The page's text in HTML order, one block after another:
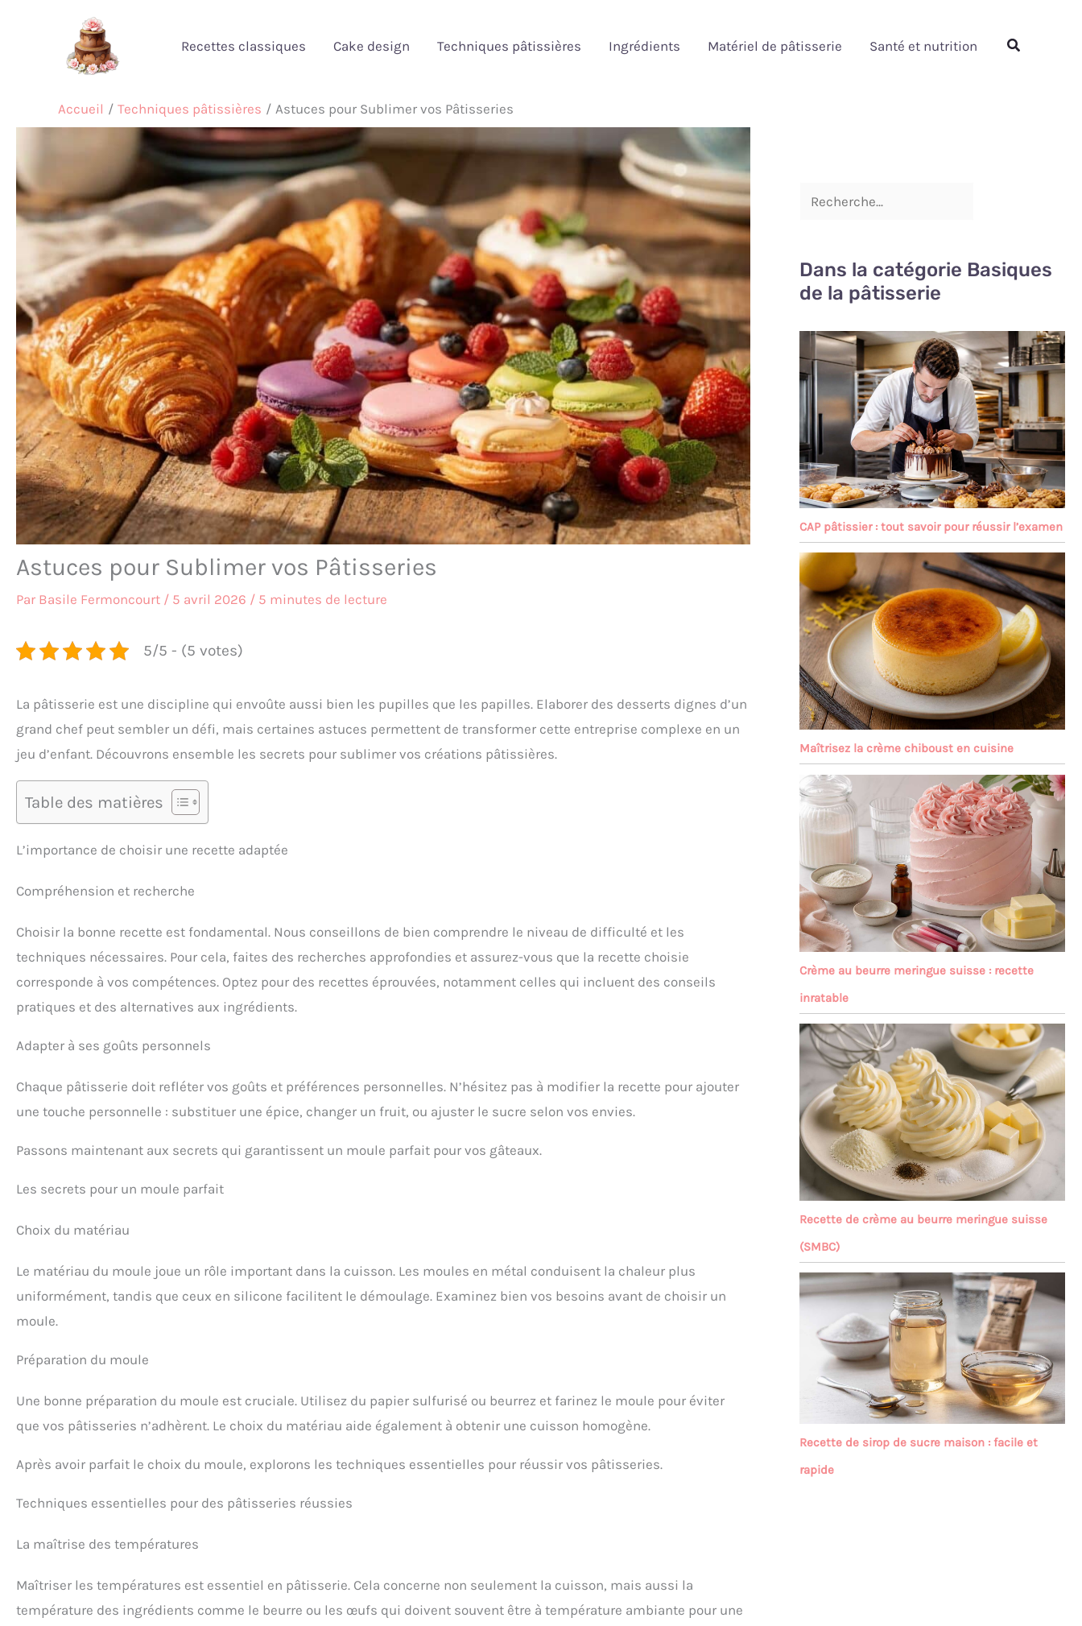
Recettes classiques Cake design Techniques pâtissières Ingrédients Matériel de pâtisserie Santé et nutrition Rechercher
Accueil Techniques pâtissières Astuces pour Sublimer vos Pâtisseries
Astuces pour Sublimer vos Pâtisseries
Par Basile Fermoncourt / 5 avril 2026 / 5 minutes de lecture
5/5 - (5 votes)
La pâtisserie est une discipline qui envoûte aussi bien les pupilles que les papilles. Elaborer des desserts dignes d’un
grand chef peut sembler un défi, mais certaines astuces permettent de transformer cette entreprise complexe en un
jeu d’enfant. Découvrons ensemble les secrets pour sublimer vos créations pâtissières.
Table des matières
L’importance de choisir une recette adaptée
Compréhension et recherche
Choisir la bonne recette est fondamental. Nous conseillons de bien comprendre le niveau de difficulté et les
techniques nécessaires. Pour cela, faites des recherches approfondies et assurez-vous que la recette choisie
corresponde à vos compétences. Optez pour des recettes éprouvées, notamment celles qui incluent des conseils
pratiques et des alternatives aux ingrédients.
Adapter à ses goûts personnels
Chaque pâtisserie doit refléter vos goûts et préférences personnelles. N’hésitez pas à modifier la recette pour ajouter
une touche personnelle : substituer une épice, changer un fruit, ou ajuster le sucre selon vos envies.
Passons maintenant aux secrets qui garantissent un moule parfait pour vos gâteaux.
Les secrets pour un moule parfait
Choix du matériau
Le matériau du moule joue un rôle important dans la cuisson. Les moules en métal conduisent la chaleur plus
uniformément, tandis que ceux en silicone facilitent le démoulage. Examinez bien vos besoins avant de choisir un
moule.
Préparation du moule
Une bonne préparation du moule est cruciale. Utilisez du papier sulfurisé ou beurrez et farinez le moule pour éviter
que vos pâtisseries n’adhèrent. Le choix du matériau aide également à obtenir une cuisson homogène.
Après avoir parfait le choix du moule, explorons les techniques essentielles pour réussir vos pâtisseries.
Techniques essentielles pour des pâtisseries réussies
La maîtrise des températures
Maîtriser les températures est essentiel en pâtisserie. Cela concerne non seulement la cuisson, mais aussi la
température des ingrédients comme le beurre ou les œufs qui doivent souvent être à température ambiante pour une
Dans la catégorie Basiques
de la pâtisserie
CAP pâtissier : tout savoir pour réussir l’examen
Maîtrisez la crème chiboust en cuisine
Crème au beurre meringue suisse : recette
inratable
Recette de crème au beurre meringue suisse
(SMBC)
Recette de sirop de sucre maison : facile et
rapide